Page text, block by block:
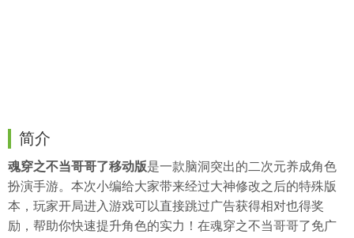
简介
魂穿之不当哥哥了移动版是一款脑洞突出的二次元养成角色
扮演手游。本次小编给大家带来经过大神修改之后的特殊版
本，玩家开局进入游戏可以直接跳过广告获得相对也得奖
励，帮助你快速提升角色的实力！在魂穿之不当哥哥了免广